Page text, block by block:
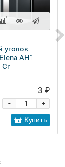
уголок
AH1
Cr
3 ₽
+
-
Купить